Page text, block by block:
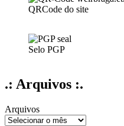
QRCode do site
Selo PGP
.: Arquivos :.
Arquivos